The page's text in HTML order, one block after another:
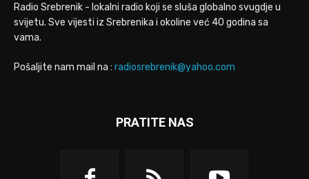
Radio Srebrenik - lokalni radio koji se sluša globalno svugdje u
svijetu. Sve vijesti iz Srebrenika i okoline već 40 godina sa
vama.
Pošaljite nam mail na : radiosrebrenik@yahoo.com
PRATITE NAS